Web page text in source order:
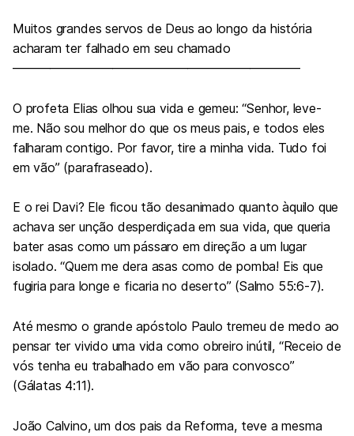
Muitos grandes servos de Deus ao longo da história
acharam ter falhado em seu chamado
———————————————————————
O profeta Elias olhou sua vida e gemeu: “Senhor, leve-
me. Não sou melhor do que os meus pais, e todos eles
falharam contigo. Por favor, tire a minha vida. Tudo foi
em vão” (parafraseado).
E o rei Davi? Ele ficou tão desanimado quanto àquilo que
achava ser unção desperdiçada em sua vida, que queria
bater asas como um pássaro em direção a um lugar
isolado. “Quem me dera asas como de pomba! Eis que
fugiria para longe e ficaria no deserto” (Salmo 55:6-7).
Até mesmo o grande apóstolo Paulo tremeu de medo ao
pensar ter vivido uma vida como obreiro inútil, “Receio de
vós tenha eu trabalhado em vão para convosco”
(Gálatas 4:11).
João Calvino, um dos pais da Reforma, teve a mesma